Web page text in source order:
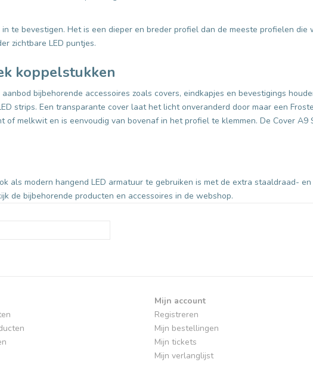
te bevestigen. Het is een dieper en breder profiel dan de meeste profielen die
zichtbare LED puntjes.
koppelstukken
bijbehorende accessoires zoals covers, eindkapjes en bevestigings
strips. Een transparante cover laat het licht onveranderd door maar een
of melkwit en is eenvoudig van bovenaf in het profiel te klemmen. De Cover
als modern hangend LED armatuur te gebruiken is met de extra staaldraad-
de bijbehorende producten en accessoires in de webshop.
Mijn account
Registreren
Mijn bestellingen
Mijn tickets
Mijn verlanglijst